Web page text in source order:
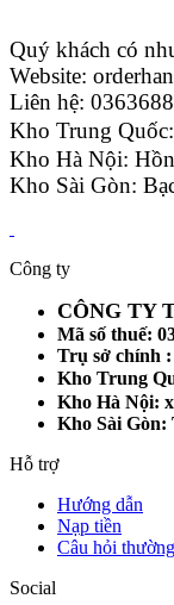
Quý khách có
Website:
Liên hệ:
Kho Trung
Kho Hà Nội:
Kho Sài Gòn:
Công ty
CÔNG TY
Mã số thuế:
Trụ sở chính
Kho Trung
Kho Hà Nội:
Kho Sài
Hỗ trợ
Hướng dẫn
Nạp tiền
Câu hỏi
Social